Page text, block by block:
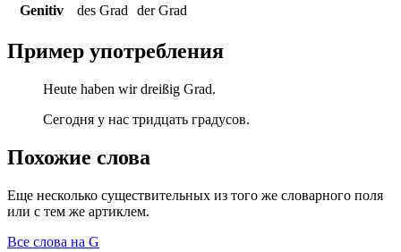
Genitiv
des Grad der Grad
Пример употребления
Heute haben wir dreißig Grad.
Сегодня у нас тридцать градусов.
Похожие слова
Еще несколько существительных из того же словарного поля
или с тем же артиклем.
Все слова на G